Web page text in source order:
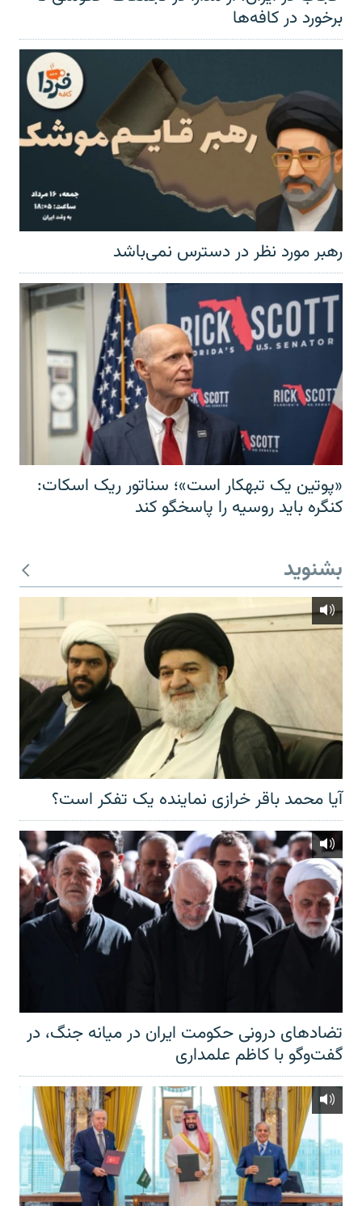
برخورد در کافه‌ها
رهبر مورد نظر در دسترس نمی‌باشد
«پوتین یک تبهکار است»؛ سناتور ریک اسکات:
کنگره باید روسیه را پاسخگو کند
بشنوید
آیا محمد باقر خرازی نماینده یک تفکر است؟
تضادهای درونی حکومت ایران در میانه جنگ، در
گفت‌‌وگو با کاظم علمداری